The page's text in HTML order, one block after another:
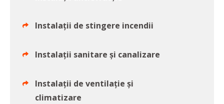
Instalații de stingere incendii
Instalații sanitare și canalizare
Instalații de ventilație și
climatizare